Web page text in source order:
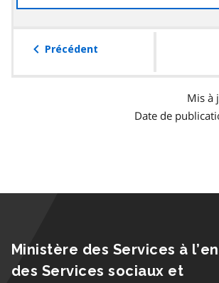
Précédent
Mis à
Date de
Ministère des Services à
des Services sociaux et